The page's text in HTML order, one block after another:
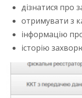
дізнатися про
отримувати з
інформацію
історію